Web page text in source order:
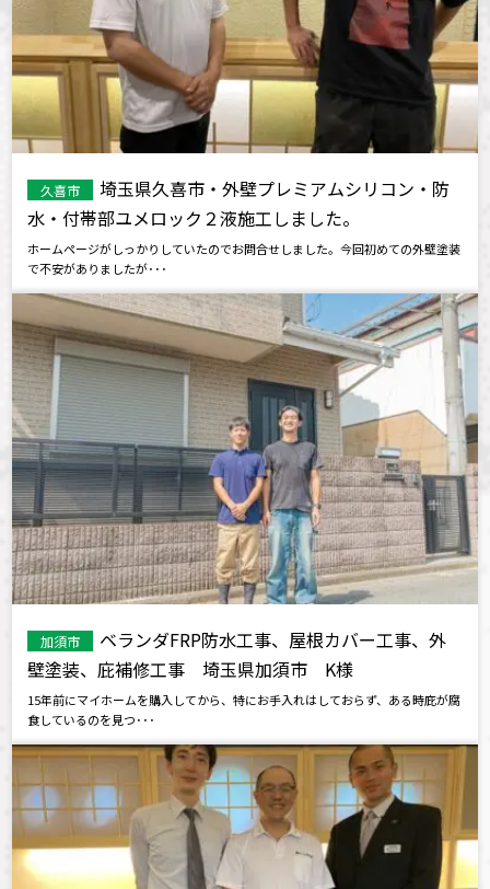
久喜市
埼玉県久喜市・外壁プレミアムシリコン・防
水・付帯部ユメロック２液施工しました。
ホームページがしっかりしていたのでお問合せしました。今回初めての外壁塗装
で不安がありましたが･･･
加須市
ベランダFRP防水工事、屋根カバー工事、外
壁塗装、庇補修工事 埼玉県加須市 K様
15年前にマイホームを購入してから、特にお手入れはしておらず、ある時庇が腐
食しているのを見つ･･･